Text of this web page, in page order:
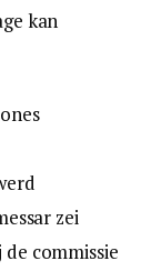
kan
zei
commissie